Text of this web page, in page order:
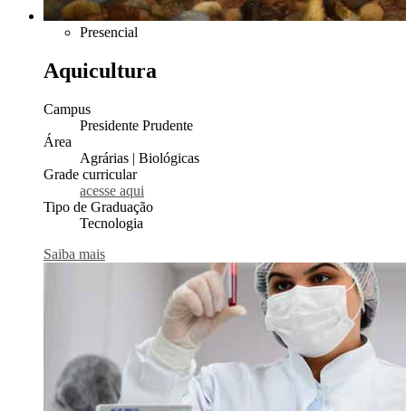
Presencial
Aquicultura
Campus
Presidente Prudente
Área
Agrárias | Biológicas
Grade curricular
acesse aqui
Tipo de Graduação
Tecnologia
Saiba mais